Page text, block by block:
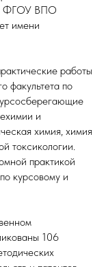
ФГОУ ВПО
имени
работы
факультета по
и
химия, химия
токсикологии.
практикой
курсовому и
106